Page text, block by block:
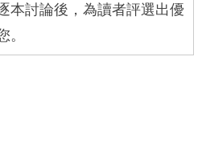
本討論後，為讀者評選出優
。